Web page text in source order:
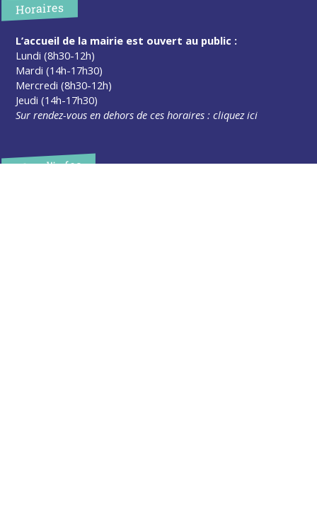
Horaires
L’accueil de la mairie est ouvert au public :
Lundi (8h30-12h)
Mardi (14h-17h30)
Mercredi (8h30-12h)
Jeudi (14h-17h30)
Sur rendez-vous en dehors de ces horaires :cliquez ici
Plus d’infos